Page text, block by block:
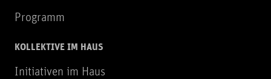
Programm
KOLLEKTIVE IM HAUS
Initiativen im Haus